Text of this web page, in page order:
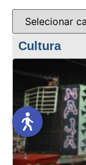
Cultura